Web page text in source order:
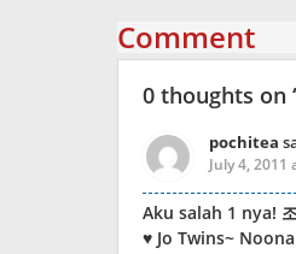
Comment
0 thoughts on
pochitea
July 4, 2011
Aku salah 1 nya!
♥ Jo Twins~